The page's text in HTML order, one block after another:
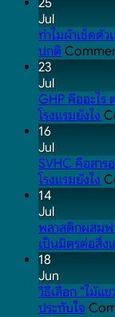
Jul
ทำไมผ้าเช็ดตัว
ปกติ
23
Jul
GHP คืออะไร
โรงแรมยังไง
16
Jul
SVHC คือสาร
โรงแรมยังไง
14
Jul
พลาสติกผสมฟา
เป็นมิตรต่อสิ่ง
18
Jun
วิธีเลือก “ไม้แ
ประทับใจ